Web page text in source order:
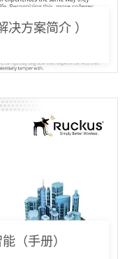
决方案简介 ）
（手册）